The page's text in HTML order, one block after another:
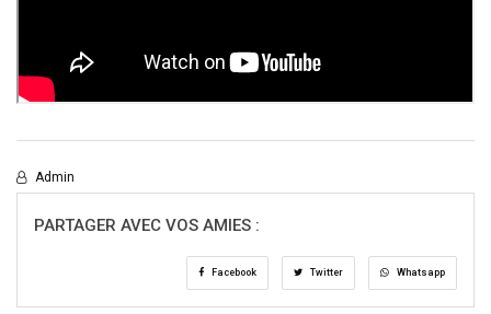
Admin
PARTAGER AVEC VOS AMIES :
Facebook Twitter Whatsapp